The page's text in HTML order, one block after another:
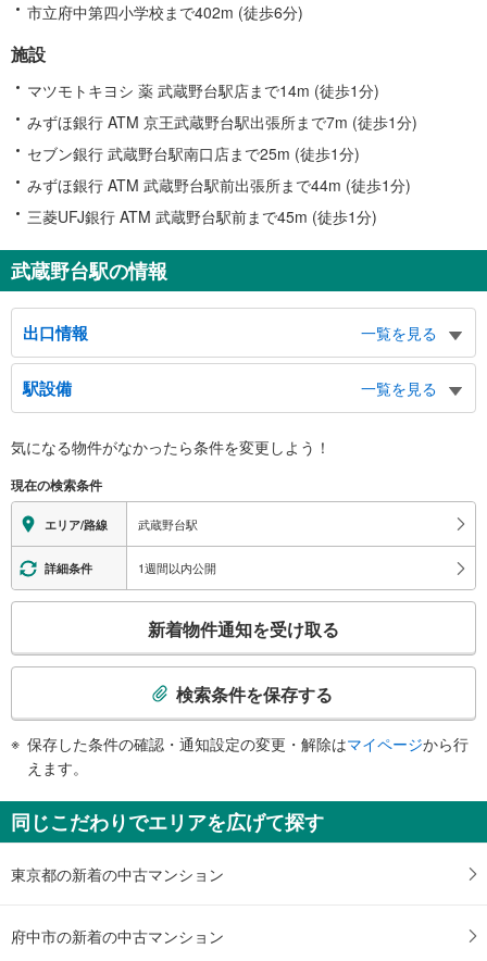
市立府中第四小学校まで402m (徒歩6分)
施設
マツモトキヨシ 薬 武蔵野台駅店まで14m (徒歩1分)
みずほ銀行 ATM 京王武蔵野台駅出張所まで7m (徒歩1分)
セブン銀行 武蔵野台駅南口店まで25m (徒歩1分)
みずほ銀行 ATM 武蔵野台駅前出張所まで44m (徒歩1分)
三菱UFJ銀行 ATM 武蔵野台駅前まで45m (徒歩1分)
武蔵野台駅の情報
出口情報
一覧を見る
南口
白糸台４・５丁目方面、都立府中東高等学校
北口
白糸台２～５丁目方面、西武多摩川線 白糸台駅
駅設備
一覧を見る
※段差なしでの移動経路
地上⇔改札⇔ホーム：○
エレベータ
・各ホーム⇔改札
・北口
・南口
エスカレータ
・北口
・南口
《多機能トイレ》
・改札内
その他
・ＡＥＤ
気になる物件がなかったら条件を変更しよう！
現在の検索条件
エリア/路線 武蔵野台駅
詳細条件 1週間以内公開
検
知
を
け
る
・
新着物件通知を受け取る
検索条件を保存する
保存した条件の確認・通知設定の変更・解除はマイページから行
えます。
同じこだわりでエリアを広げて探す
東京都の新着の中古マンション
府中市の新着の中古マンション